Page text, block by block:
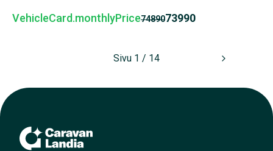
VehicleCard.monthlyPrice7489073990
Sivu 1 / 14